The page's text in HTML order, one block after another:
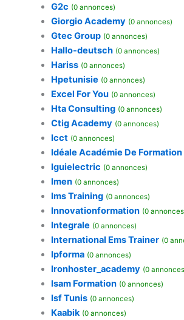
G2c (0 annonces)
Giorgio Academy (0 annonces)
Gtec Group (0 annonces)
Hallo-deutsch (0 annonces)
Hariss (0 annonces)
Hpetunisie (0 annonces)
Excel For You (0 annonces)
Hta Consulting (0 annonces)
Ctig Academy (0 annonces)
Icct (0 annonces)
Idéale Académie De Formation
Iguielectric (0 annonces)
Imen (0 annonces)
Ims Training (0 annonces)
Innovationformation (0
Integrale (0 annonces)
International Ems Trainer (0
Ipforma (0 annonces)
Ironhoster_academy (0
Isam Formation (0 annonces)
Isf Tunis (0 annonces)
Kaabik (0 annonces)